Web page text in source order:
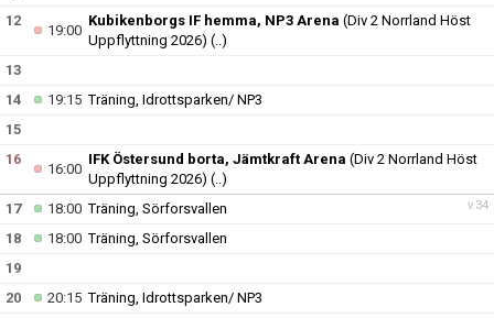
12
19:00
Kubikenborgs IF hemma, NP3 Arena (Div 2 Norrland Höst
Uppflyttning 2026) (..)
13
14
19:15Träning, Idrottsparken/ NP3
15
16
16:00
IFK Östersund borta, Jämtkraft Arena (Div 2 Norrland Höst
Uppflyttning 2026) (..)
v.34
17 18:00Träning, Sörforsvallen
18
18:00Träning, Sörforsvallen
19
20
20:15Träning, Idrottsparken/ NP3